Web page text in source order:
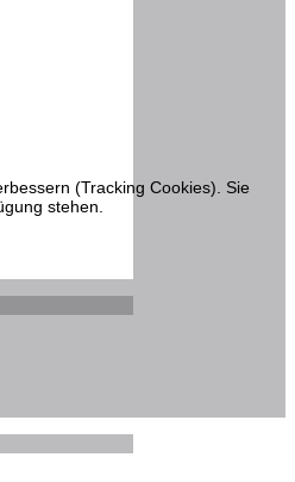
(Tracking Cookies). Sie
stehen.